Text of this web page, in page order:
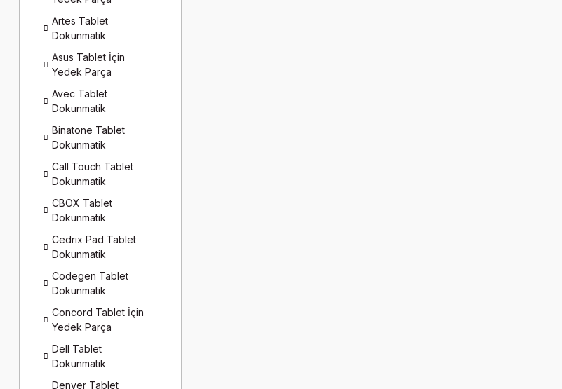
Artes Tablet
Dokunmatik
Asus Tablet İçin
Yedek Parça
Avec Tablet
Dokunmatik
Binatone Tablet
Dokunmatik
Call Touch Tablet
Dokunmatik
CBOX Tablet
Dokunmatik
Cedrix Pad Tablet
Dokunmatik
Codegen Tablet
Dokunmatik
Concord Tablet İçin
Yedek Parça
Dell Tablet
Dokunmatik
Denver Tablet